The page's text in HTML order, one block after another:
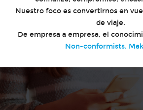
Nuestro foco es convertirnos en
de viaje.
De empresa a empresa, el
Non-conformists.